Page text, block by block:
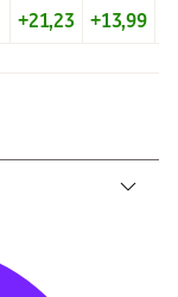
+21,23 +13,99